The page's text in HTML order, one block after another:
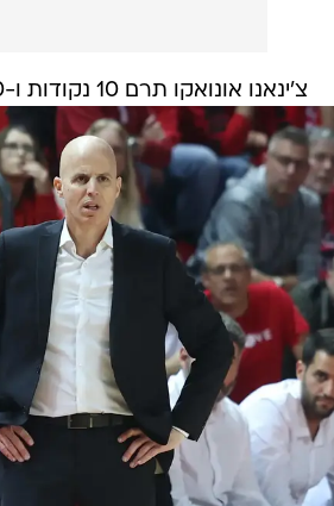
צ'ינאנו אונואקו תרם 10 נקודות ו-10 ריבאונדים.